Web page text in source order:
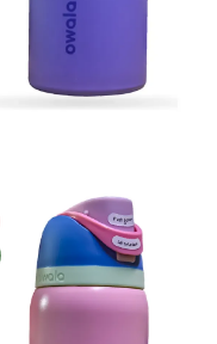
Añadir
lista de
deseos